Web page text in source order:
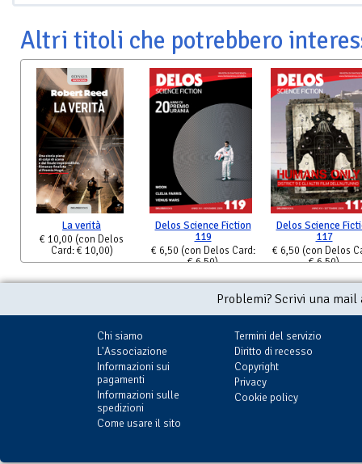
Altri titoli che potrebbero
La verità
€ 10,00 (con Delos
Card: € 10,00)
Delos Science Fiction
119
€ 6,50 (con Delos Card:
€ 6,50)
Delos Science
117
€ 6,50 (con Delos
€ 6,50)
Problemi? Scrivi una
Chi siamo
L'Associazione
Informazioni sui
pagamenti
Informazioni sulle
spedizioni
Come usare il sito
Termini del servizio
Diritto di recesso
Copyright
Privacy
Cookie policy